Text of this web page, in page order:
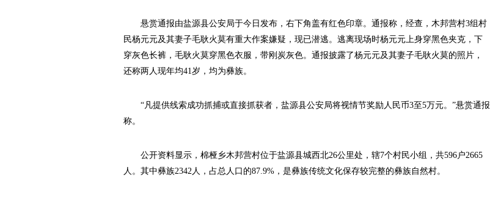
悬赏通报由盐源县公安局于今日发布，右下角盖有红色印章。通报称，经查，木邦营村3组村
民杨元元及其妻子毛耿火莫有重大作案嫌疑，现已潜逃。逃离现场时杨元元上身穿黑色夹克，下
穿灰色长裤，毛耿火莫穿黑色衣服，带刚炭灰色。通报披露了杨元元及其妻子毛耿火莫的照片，
还称两人现年均41岁，均为彝族。
“凡提供线索成功抓捕或直接抓获者，盐源县公安局将视情节奖励人民币3至5万元。”悬赏通报
称。
公开资料显示，棉桠乡木邦营村位于盐源县城西北26公里处，辖7个村民小组，共596户2665
人。其中彝族2342人，占总人口的87.9%，是彝族传统文化保存较完整的彝族自然村。